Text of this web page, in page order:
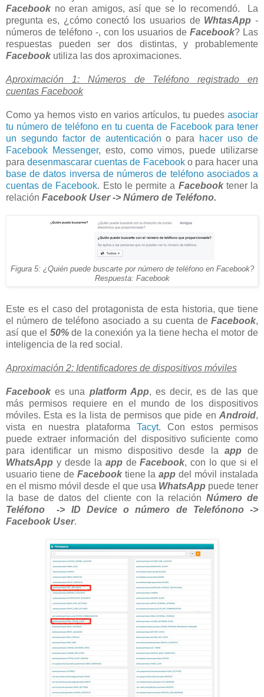
Facebook no eran amigos, así que se lo recomendó. La
pregunta es, ¿cómo conectó los usuarios de WhtasApp -
números de teléfono -, con los usuarios de Facebook? Las
respuestas pueden ser dos distintas, y probablemente
Facebook utiliza las dos aproximaciones.
Aproximación 1: Números de Teléfono registrado en
cuentas Facebook
Como ya hemos visto en varios artículos, tu puedes asociar
tu número de teléfono en tu cuenta de Facebook para tener
un segundo factor de autenticación o para
hacer uso de
Facebook Messenger, esto, como vimos, puede utilizarse
paradesenmascarar cuentas de Facebooko para hacer una
base de datos inversa de números de teléfono asociados a
cuentas de Facebook. Esto le permite a Facebooktener la
relación Facebook User -> Número de Teléfono.
Figura 5: ¿Quién puede buscarte por número de teléfono en Facebook?
Respuesta: Facebook
Este es el caso del protagonista de esta historia, que tiene
el número de teléfono asociado a su cuenta de Facebook,
así que el 50%de la conexión ya la tiene hecha el motor de
inteligencia de la red social.
Aproximación 2: Identificadores de dispositivos móviles
Facebook es una platform App, es decir, es de las que
más permisos requiere en el mundo de los dispositivos
móviles. Esta es la lista de permisos que pide en Android,
vista en nuestra plataforma Tacyt. Con estos permisos
puede extraer información del dispositivo suficiente como
para identificar un mismo dispositivo desde la appde
WhatsApp y desde la appdeFacebook, con lo que si el
usuario tiene de Facebooktiene laapp del móvil instalada
en el mismo móvil desde el que usa WhatsApppuede tener
la base de datos del cliente con la relaciónNúmero de
Teléfono -> ID Device o número de Telefónono ->
Facebook User.